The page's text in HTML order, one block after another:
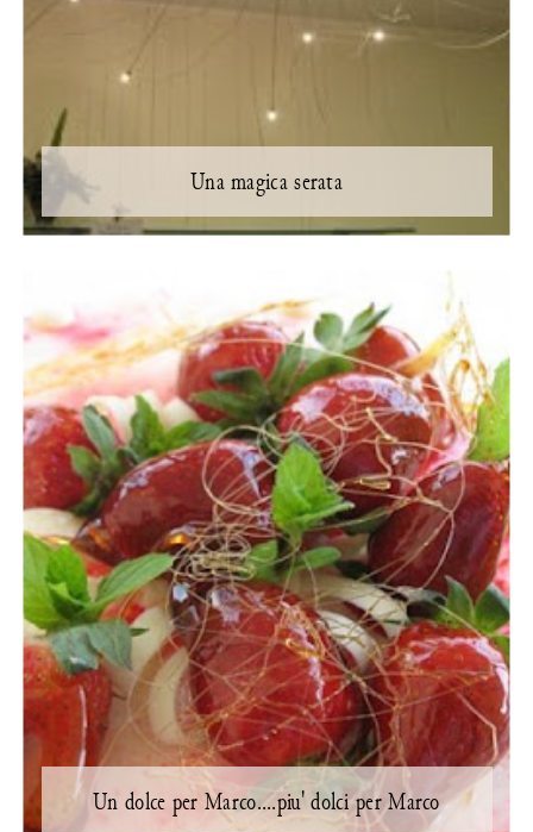
Una magica serata
Un dolce per Marco....piu' dolci per Marco